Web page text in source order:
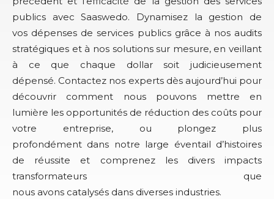
publics avec Saaswedo. Dynamisez la gestion de
vos dépenses de services publics grâce à nos audits
stratégiques et à nos solutions sur mesure, en veillant
à ce que chaque dollar soit judicieusement
dépensé. Contactez nos experts dès aujourd’hui pour
découvrir comment nous pouvons mettre en
lumière les opportunités de réduction des coûts pour
votre entreprise, ou plongez plus
profondément dans notre large éventail d’histoires
de réussite et comprenez les divers impacts
transformateurs que
nous avons catalysés dans diverses industries.